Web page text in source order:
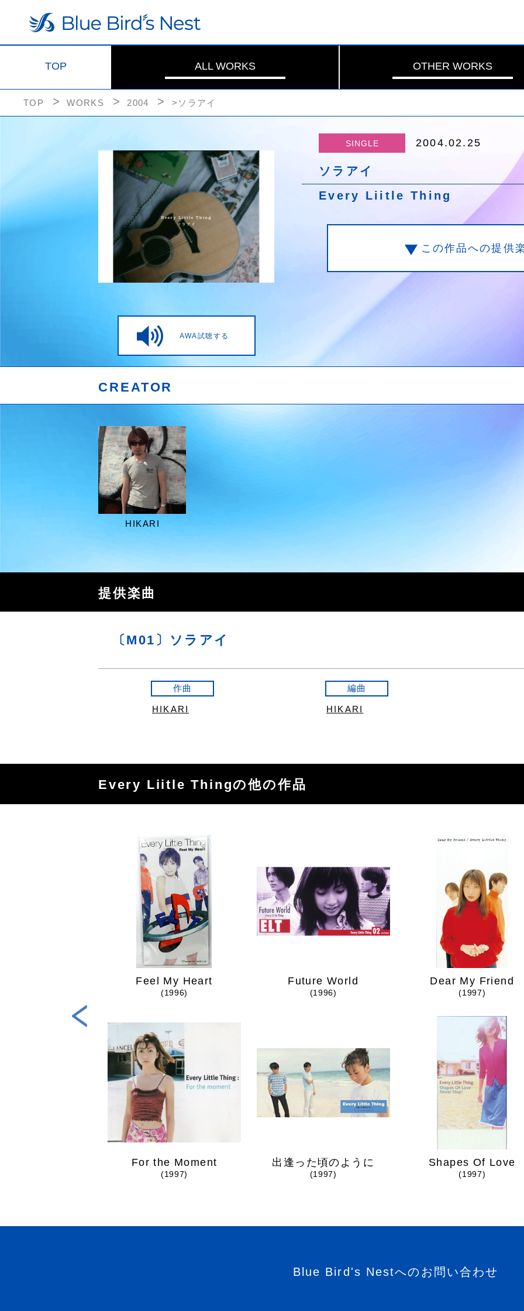
TOP ALL WORKS OTHER WORKS
TOP WORKS 2004 >ソラアイ
AWA試聴する
SINGLE 2004.02.25
ソラアイ
Every Liitle Thing
この作品への提供
CREATOR
HIKARI
提供楽曲
〔M01〕ソラアイ
作曲
HIKARI
編曲
HIKARI
Every Liitle Thingの他の作品
Feel My Heart
(1996)
Future World
(1996)
Dear My Friend
(1997)
For the Moment
(1997)
出逢った頃のように
(1997)
Shapes Of Love
(1997)
Blue Bird's Nestへのお問い合わせ